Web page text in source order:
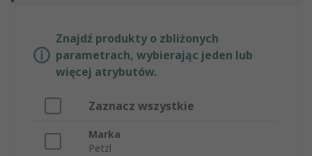
Znajdź produkty o zbliżonych
parametrach, wybierając jeden lub
więcej atrybutów.
Zaznacz wszystkie
Marka
Petzl